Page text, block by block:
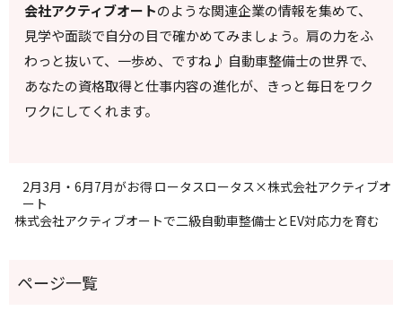
会社アクティブオートのような関連企業の情報を集めて、
見学や面談で自分の目で確かめてみましょう。肩の力をふ
わっと抜いて、一歩め、ですね♪ 自動車整備士の世界で、
あなたの資格取得と仕事内容の進化が、きっと毎日をワク
ワクにしてくれます。
2月3月・6月7月がお得 ロータスロータス×株式会社アクティブオ
ート
株式会社アクティブオートで二級自動車整備士とEV対応力を育む